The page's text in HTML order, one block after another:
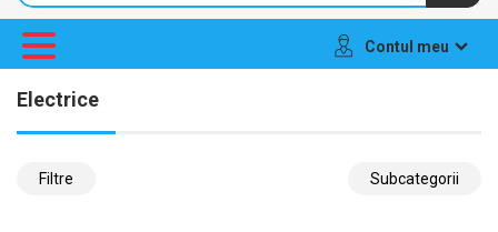
Contul meu
Electrice
Filtre Subcategorii